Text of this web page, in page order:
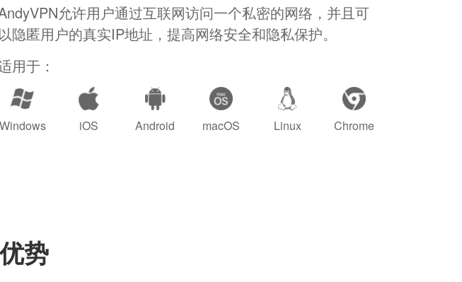
允许用户通过互联网访问一个私密的网络，并且可
隐匿用户的真实IP地址，提高网络安全和隐私保护。
用于：
Windows iOS Android macOS Linux Chrome
势